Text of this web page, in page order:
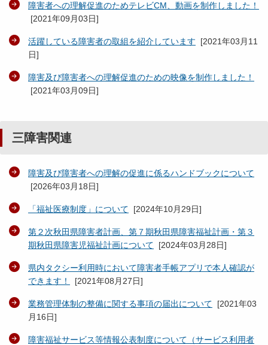
障害者への理解促進のためテレビCM、動画を制作しました！
[2021年09月03日]
活躍している障害者の取組を紹介しています [2021年03月11
日]
障害及び障害者への理解促進のための映像を制作しました！
[2021年03月09日]
三障害関連
障害及び障害者への理解の促進に係るハンドブックについて
[2026年03月18日]
「福祉医療制度」について [2024年10月29日]
第２次秋田県障害者計画、第７期秋田県障害福祉計画・第３
期秋田県障害児福祉計画について [2024年03月28日]
県内タクシー利用時において障害者手帳アプリで本人確認が
できます！
[2021年08月27日]
業務管理体制の整備に関する事項の届出について [2021年03
月16日]
障害福祉サービス等情報公表制度について（サービス利用者